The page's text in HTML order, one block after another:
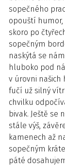
sopečného
opouští
skoro po
sopečným
naskýtá se
hluboko pod
v úrovni našich
fučí už silný
chvilku
bivak. Ještě se
stále výš,
kamenech až
sopečným
páté